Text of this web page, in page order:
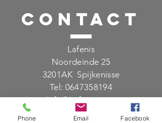
CONTACT
Lafenis
Noordeinde 25
3201AK Spijkenisse
Tel: 0647358194
Info@Lafenis.com
KvK: 65965795
Phone Email Facebook